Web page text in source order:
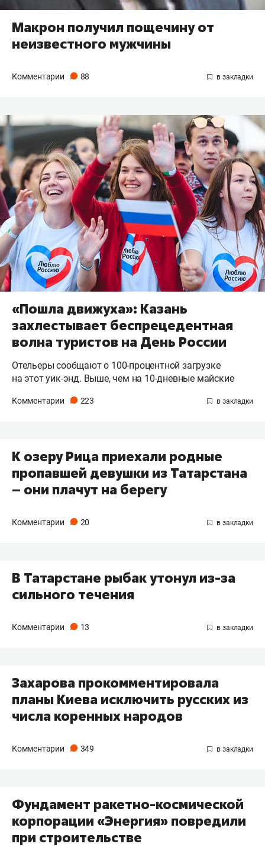
Макрон получил пощечину от
неизвестного мужчины
Комментарии 88
«Пошла движуха»: Казань
захлестывает беспрецедентная
волна туристов на День России
Отельеры сообщают о 100-процентной загрузке
на этот уик-энд. Выше, чем на 10-дневные майские
Комментарии 223
К озеру Рица приехали родные
пропавшей девушки из Татарстана
– они плачут на берегу
Комментарии 20
В Татарстане рыбак утонул из-за
сильного течения
Комментарии 13
Захарова прокомментировала
планы Киева исключить русских из
числа коренных народов
Комментарии 349
Фундамент ракетно-космической
корпорации «Энергия» повредили
при строительстве